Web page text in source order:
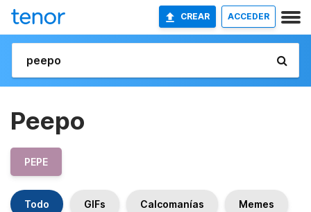
CREAR ACCEDER
Peepo
PEPE
Todo GIFs Calcomanías Memes